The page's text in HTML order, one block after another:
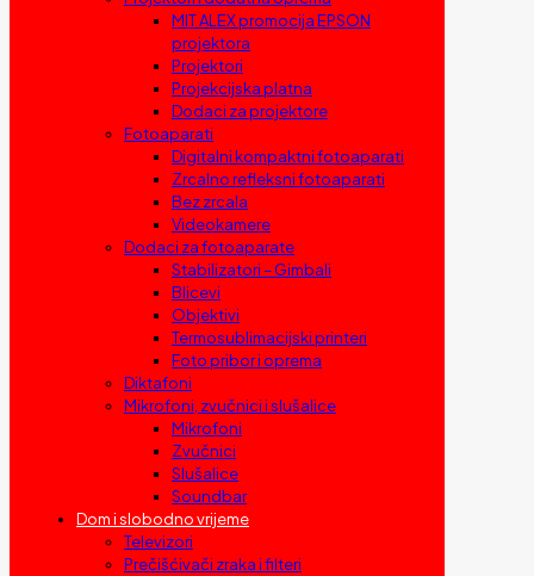
MIT ALEX promocija EPSON
projektora
Projektori
Projekcijska platna
Dodaci za projektore
Fotoaparati
Digitalni kompaktni fotoaparati
Zrcalno refleksni fotoaparati
Bez zrcala
Videokamere
Dodaci za fotoaparate
Stabilizatori – Gimbali
Blicevi
Objektivi
Termosublimacijski printeri
Foto pribor i oprema
Diktafoni
Mikrofoni, zvučnici i slušalice
Mikrofoni
Zvučnici
Slušalice
Soundbar
Dom i slobodno vrijeme
Televizori
Prečišćivači zraka i filteri